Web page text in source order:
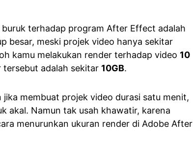
terhadap program After Effect adalah
besar, meski projek video hanya sekitar
kamu melakukan render terhadap video 10
tersebut adalah sekitar 10GB.
membuat projek video durasi satu menit,
akal. Namun tak usah khawatir, karena
menurunkan ukuran render di Adobe After